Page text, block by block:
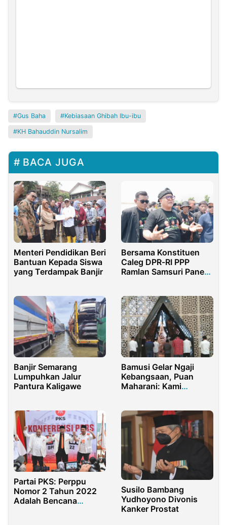
Gus Baha Kebiasaan Ghibah Ibu-ibu
KH Bahauddin Nursalim
BACA JUGA
Menteri Pendidikan Beri
Bantuan Kepada Siswa
yang Terdampak Banjir
Bersama Konstituen
Caleg DPR-RI PPP
Ramlan Samsuri Panen
Banjir Semarang
Lumpuhkan Jalur
Pantura Kaligawe
Bamusi Gelar Ngaji
Kebangsaan, Puan
Maharani: Kami
Partai PKS: Perppu
Nomor 2 Tahun 2022
Adalah Bencana
Susilo Bambang
Yudhoyono Divonis
Kanker Prostat